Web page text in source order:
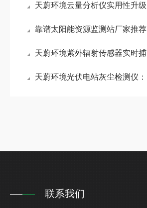
天蔚环境云量分析仪实用性升级！白昼强光下也能清晰记录完整天空云量数据
靠谱太阳能资源监测站厂家推荐：山东天蔚环境适配性强，业内口碑表现出色
天蔚环境紫外辐射传感器实时捕捉紫外辐射变化，助力农业科学调控光照环境
天蔚环境光伏电站灰尘检测仪：提供积尘覆盖度，辅助电站降低无效清洁成本
联系我们